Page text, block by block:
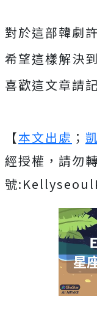
對於這部韓劇
希望這樣解決
喜歡這文章請
【本文出處 ；
經授權，請勿
號